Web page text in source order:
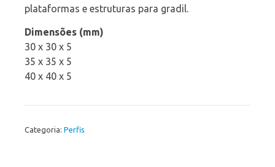
plataformas e estruturas para gradil.
Dimensões (mm)
30 x 30 x 5
35 x 35 x 5
40 x 40 x 5
Categoria: Perfis